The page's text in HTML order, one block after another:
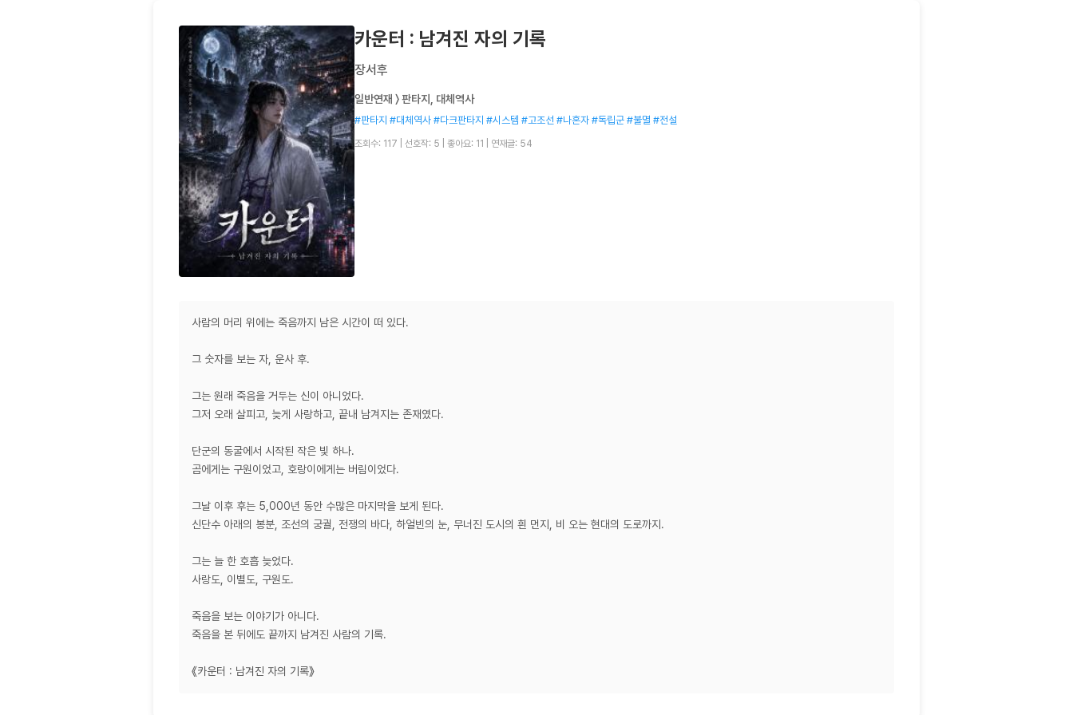
카운터 : 남겨진 자의 기록
장서후
일반연재 〉 판타지, 대체역사
#판타지 #대체역사 #다크판타지 #시스템 #고조선 #나혼자 #독립군 #불멸 #전설
조회수: 117 선호작: 5 좋아요: 11 연재글: 54
사람의 머리 위에는 죽음까지 남은 시간이 떠 있다.
그 숫자를 보는 자, 운사 후.
그는 원래 죽음을 거두는 신이 아니었다.
그저 오래 살피고, 늦게 사랑하고, 끝내 남겨지는 존재였다.
단군의 동굴에서 시작된 작은 빛 하나.
곰에게는 구원이었고, 호랑이에게는 버림이었다.
그날 이후 후는 5,000년 동안 수많은 마지막을 보게 된다.
신단수 아래의 봉분, 조선의 궁궐, 전쟁의 바다, 하얼빈의 눈, 무너진 도시의 흰 먼지, 비 오는 현대의 도로까지.
그는 늘 한 호흡 늦었다.
사랑도, 이별도, 구원도.
죽음을 보는 이야기가 아니다.
죽음을 본 뒤에도 끝까지 남겨진 사람의 기록.
《카운터 : 남겨진 자의 기록》